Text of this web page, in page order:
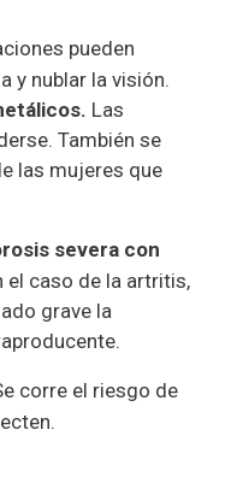
pueden
y nublar la visión.
Las
También se
las mujeres que
severa con
el caso de la artritis,
grave la
corre el riesgo de